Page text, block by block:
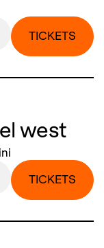
TICKETS
west
TICKETS